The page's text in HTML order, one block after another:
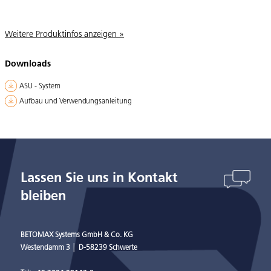
Weitere Produktinfos anzeigen »
Downloads
ASU - System
Aufbau und Verwendungsanleitung
Lassen Sie uns in Kontakt
bleiben
BETOMAX Systems GmbH & Co. KG
Westendamm 3 │ D-58239 Schwerte